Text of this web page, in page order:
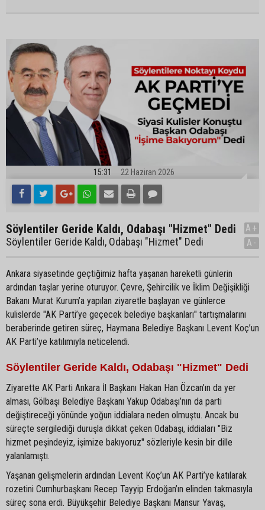
15:31 22 Haziran 2026
Söylentiler Geride Kaldı, Odabaşı "Hizmet" Dedi
Söylentiler Geride Kaldı, Odabaşı "Hizmet" Dedi
A+
A-
Ankara siyasetinde geçtiğimiz hafta yaşanan hareketli günlerin
ardından taşlar yerine oturuyor. Çevre, Şehircilik ve İklim Değişikliği
Bakanı Murat Kurum’a yapılan ziyaretle başlayan ve günlerce
kulislerde "AK Parti’ye geçecek belediye başkanları" tartışmalarını
beraberinde getiren süreç, Haymana Belediye Başkanı Levent Koç’un
AK Parti’ye katılımıyla neticelendi.
Söylentiler Geride Kaldı, Odabaşı "Hizmet" Dedi
Ziyarette AK Parti Ankara İl Başkanı Hakan Han Özcan’ın da yer
alması, Gölbaşı Belediye Başkanı Yakup Odabaşı’nın da parti
değiştireceği yönünde yoğun iddialara neden olmuştu. Ancak bu
süreçte sergilediği duruşla dikkat çeken Odabaşı, iddiaları "Biz
hizmet peşindeyiz, işimize bakıyoruz" sözleriyle kesin bir dille
yalanlamıştı.
Yaşanan gelişmelerin ardından Levent Koç’un AK Parti’ye katılarak
rozetini Cumhurbaşkanı Recep Tayyip Erdoğan’ın elinden takmasıyla
süreç sona erdi. Büyükşehir Belediye Başkanı Mansur Yavaş,